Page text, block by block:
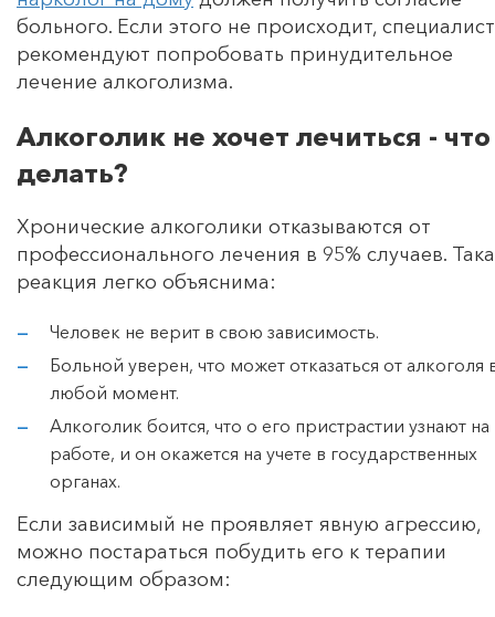
больного. Если этого не происходит,
рекомендуют попробовать принудительное
лечение алкоголизма.
Алкоголик не хочет лечиться - что
делать?
Хронические алкоголики отказываются от
профессионального лечения в 95% случаев.
реакция легко объяснима:
Человек не верит в свою зависимость.
Больной уверен, что может отказаться от алкоголя
любой момент.
Алкоголик боится, что о его пристрастии узнают на
работе, и он окажется на учете в государственных
органах.
Если зависимый не проявляет явную агрессию,
можно постараться побудить его к терапии
следующим образом: